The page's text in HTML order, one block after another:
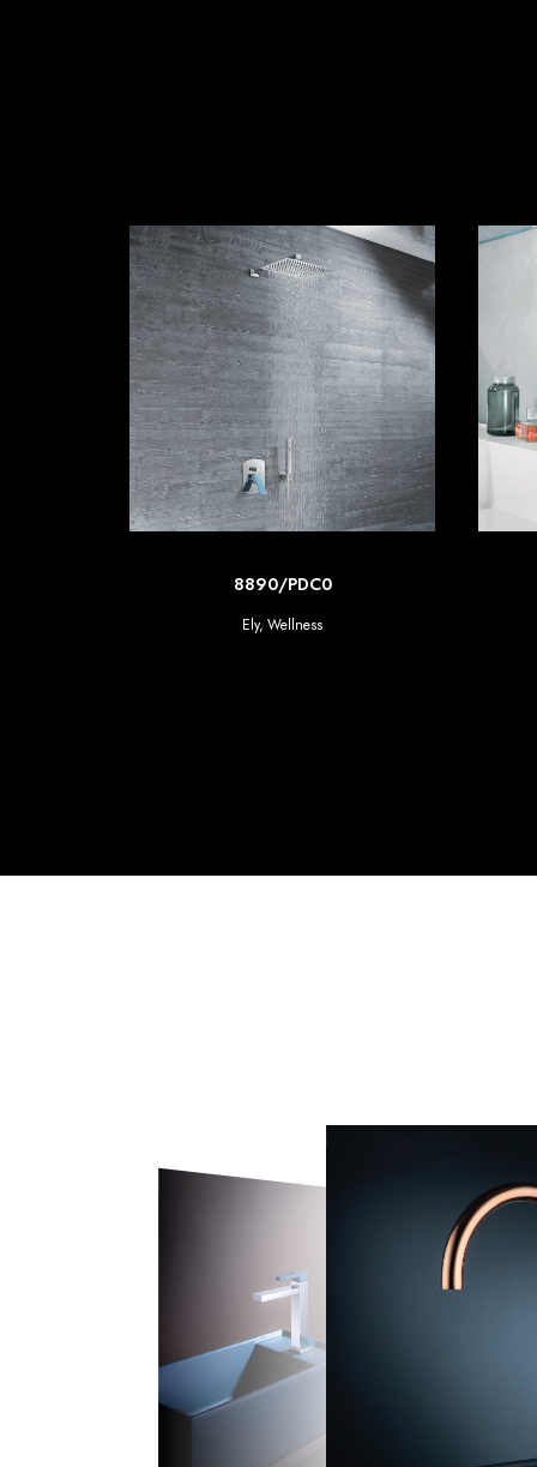
SCOPRI DI PIU'
8890/PDC0
Ely, Wellness